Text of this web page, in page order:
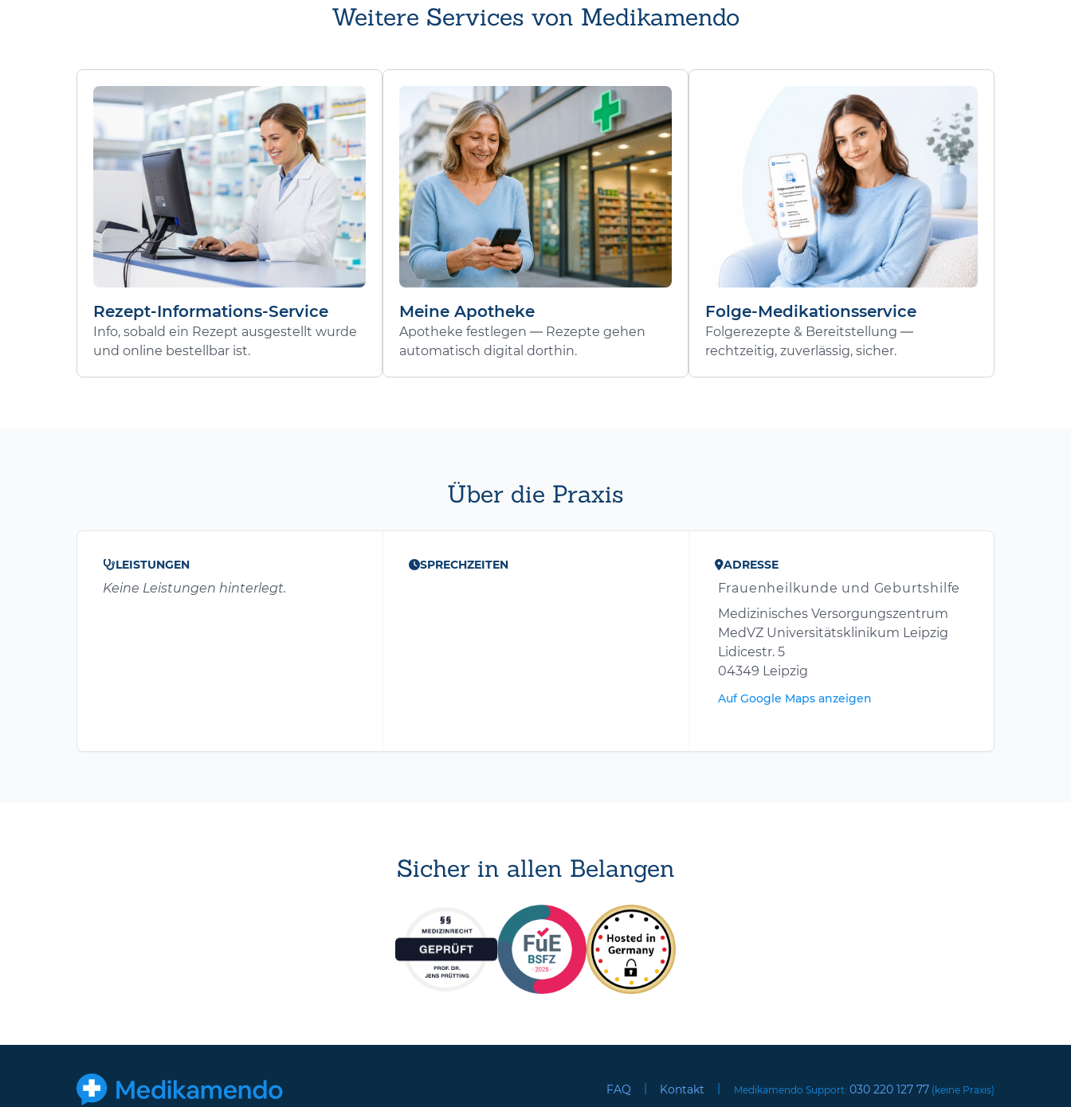
Weitere Services von Medikamendo
Rezept-Informations-Service
Info, sobald ein Rezept ausgestellt wurde
und online bestellbar ist.
Meine Apotheke
Apotheke festlegen — Rezepte gehen
automatisch digital dorthin.
Folge-Medikationsservice
Folgerezepte & Bereitstellung —
rechtzeitig, zuverlässig, sicher.
Über die Praxis
LEISTUNGEN
Keine Leistungen hinterlegt.
SPRECHZEITEN ADRESSE
Frauenheilkunde und Geburtshilfe
Medizinisches Versorgungszentrum
MedVZ Universitätsklinikum Leipzig
Lidicestr. 5
04349 Leipzig
Auf Google Maps anzeigen
Sicher in allen Belangen
FAQ | Kontakt | Medikamendo Support: 030 220 127 77 (keine Praxis)